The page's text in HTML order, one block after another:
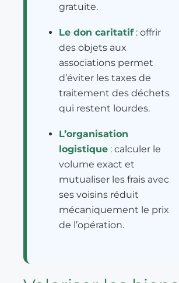
gratuite.
Le don caritatif: offrir
des objets aux
associations permet
d’éviter les taxes de
traitement des déchets
qui restent lourdes.
L’organisation
logistique : calculer le
volume exact et
mutualiser les frais avec
ses voisins réduit
mécaniquement le prix
de l’opération.